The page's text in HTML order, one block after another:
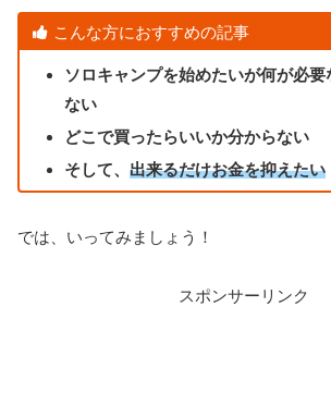
こんな方におすすめの記事
ソロキャンプを始めたいが何が必要
ない
どこで買ったらいいか分からない
そして、 出来るだけお金を抑えたい
では、いってみましょう！
スポンサーリンク